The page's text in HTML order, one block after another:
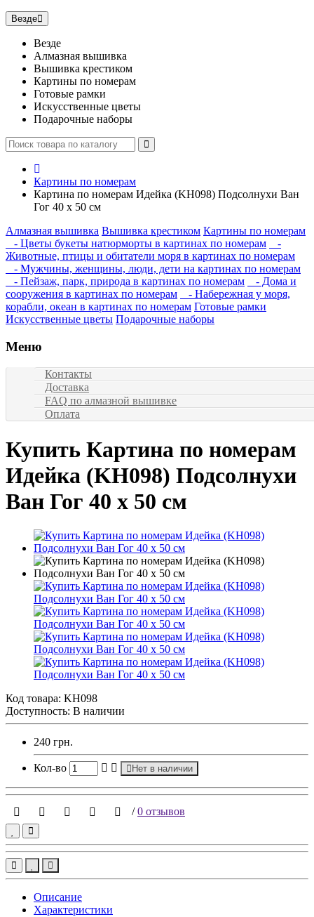
Везде
Везде
Алмазная вышивка
Вышивка крестиком
Картины по номерам
Готовые рамки
Искусственные цветы
Подарочные наборы
Картины по номерам
Картина по номерам Идейка (KH098) Подсолнухи Ван
Гог 40 х 50 см
Алмазная вышивка Вышивка крестиком Картины по номерам
- Цветы букеты натюрморты в картинах по номерам
-
Животные, птицы и обитатели моря в картинах по номерам
- Мужчины, женщины, люди, дети на картинах по номерам
- Пейзаж, парк, природа в картинах по номерам
- Дома и
сооружения в картинах по номерам
- Набережная у моря,
корабли, океан в картинах по номерам Готовые рамки
Искусственные цветы Подарочные наборы
Меню
Контакты
Доставка
FAQ по алмазной вышивке
Оплата
Купить Картина по номерам
Идейка (KH098) Подсолнухи
Ван Гог 40 х 50 см
Код товара: KH098
Доступность: В наличии
240 грн.
Кол-во Нет в наличии
/0 отзывов
Описание
Характеристики